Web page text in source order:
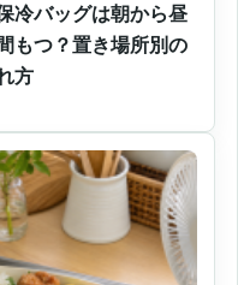
冷バッグは朝から昼
もつ？置き場所別の
方